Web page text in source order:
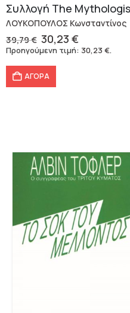
ΛΟΥΚΟΠΟΥΛΟΣ Κωνσταντίνος
39,79€ Original
price
was:
39,79 €.
30,23 €Η
τρέχουσα
Προηγούμενη τιμή: 30,23€.
ΑΓΟΡΑ